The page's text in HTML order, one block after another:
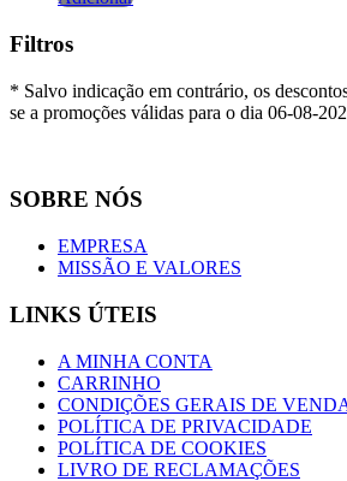
Filtros
* Salvo indicação em contrário, os
se a promoções válidas para o dia 06-08-
SOBRE NÓS
EMPRESA
MISSÃO E VALORES
LINKS ÚTEIS
A MINHA CONTA
CARRINHO
CONDIÇÕES GERAIS DE
POLÍTICA DE PRIVACIDADE
POLÍTICA DE COOKIES
LIVRO DE RECLAMAÇÕES